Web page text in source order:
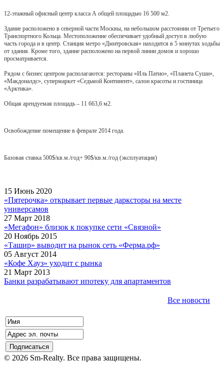
12-этажный офисный центр класса А общей площадью 16 500 м2.
Здание расположено в северной части Москвы, на небольшом расстоянии от Третьего
Транспортного Кольца. Местоположение обеспечивает удобный доступ в любую
часть города и в центр. Станция метро «Дмитровская» находится в 5 минутах ходьбы
от здания. Кроме того, здание расположено на первой линии домов и хорошо
просматривается.
Рядом с бизнес центром располагаются: рестораны «Иль Патио», «Планета Суши»,
«Макдоналдс», супермаркет «Седьмой Континент», салон красоты и гостиница
«Арктика».
Общая арендуемая площадь – 11 663,6 м2.
Освобождение помещение в феврале 2014 года.
Базовая ставка 500$/кв.м./год+ 90$/кв.м./год (эксплуатация)
15 Июнь 2020
«Пятерочка» открывает первые дарксторы на месте
универсамов
27 Март 2018
«Мегафон» близок к покупке сети «Связной»
20 Ноябрь 2015
«Ташир» выводит на рынок сеть «Ферма.рф»
05 Август 2014
«Кофе Хауз» уходит с рынка
21 Март 2013
Банки разрабатывают ипотеку для апартаментов
Все новости
© 2026 Sm-Realty. Все права защищены.